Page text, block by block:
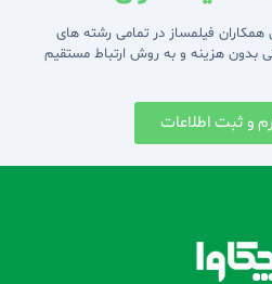
همکاران فیلمساز در تمامی رشته های
بدون هزینه و به روش ارتباط مستقیم
و ثبت اطلاعات